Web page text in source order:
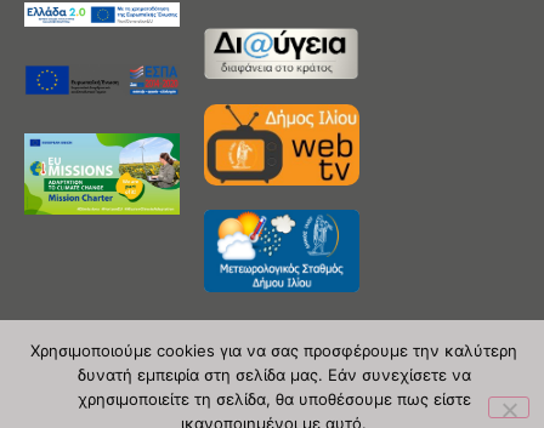
Copyright 2020 © Δήμος Ιλίου
Χρησιμοποιούμε cookies για να σας προσφέρουμε την καλύτερη
δυνατή εμπειρία στη σελίδα μας. Εάν συνεχίσετε να
χρησιμοποιείτε τη σελίδα, θα υποθέσουμε πως είστε
ικανοποιημένοι με αυτό.